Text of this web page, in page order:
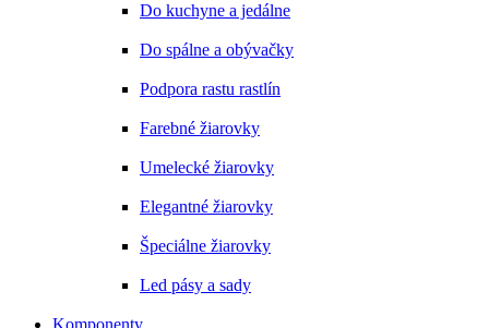
Do kuchyne a jedálne
Do spálne a obývačky
Podpora rastu rastlín
Farebné žiarovky
Umelecké žiarovky
Elegantné žiarovky
Špeciálne žiarovky
Led pásy a sady
Komponenty